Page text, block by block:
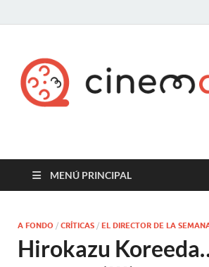
Cine maldito
MENÚ PRINCIPAL
A FONDO / CRÍTICAS / EL DIRECTOR DE LA
Hirokazu